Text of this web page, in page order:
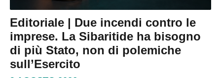
Editoriale | Due incendi contro le
imprese. La Sibaritide ha bisogno
di più Stato, non di polemiche
sull’Esercito